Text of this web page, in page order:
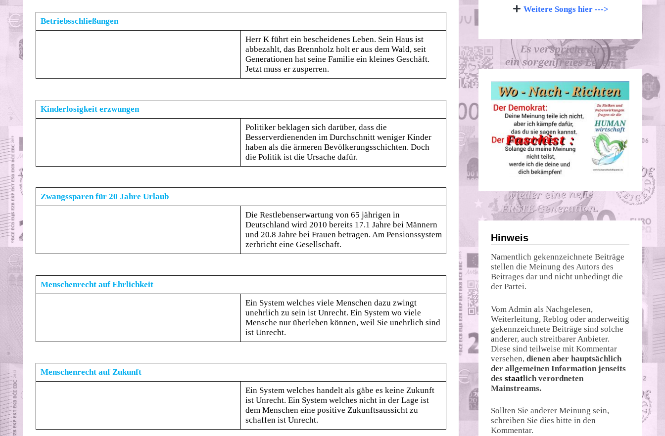
Betriebsschließungen
Herr K führt ein bescheidenes Leben. Sein Haus ist
abbezahlt, das Brennholz holt er aus dem Wald, seit
Generationen hat seine Familie ein kleines Geschäft.
Jetzt muss er zusperren.
Kinderlosigkeit erzwungen
Politiker beklagen sich darüber, dass die
Besserverdienenden im Durchschnitt weniger Kinder
haben als die ärmeren Bevölkerungsschichten. Doch
die Politik ist die Ursache dafür.
Zwangssparen für 20 Jahre Urlaub
Die Restlebenserwartung von 65 jährigen in
Deutschland wird 2010 bereits 17.1 Jahre bei Männern
und 20.8 Jahre bei Frauen betragen. Am Pensionssystem
zerbricht eine Gesellschaft.
Menschenrecht auf Ehrlichkeit
Ein System welches viele Menschen dazu zwingt
unehrlich zu sein ist Unrecht. Ein System wo viele
Mensche nur überleben können, weil Sie unehrlich sind
ist Unrecht.
Menschenrecht auf Zukunft
Ein System welches handelt als gäbe es keine Zukunft
ist Unrecht. Ein System welches nicht in der Lage ist
dem Menschen eine positive Zukunftsaussicht zu
schaffen ist Unrecht.
Weitere Songs hier --->
Hinweis
Namentlich gekennzeichnete Beiträge
stellen die Meinung des Autors des
Beitrages dar und nicht unbedingt die
der Partei.
Vom Admin als Nachgelesen,
Weiterleitung, Reblog oder anderweitig
gekennzeichnete Beiträge sind solche
anderer, auch streitbarer Anbieter.
Diese sind teilweise mit Kommentar
versehen, dienen aber hauptsächlich
der allgemeinen Information jenseits
des staatlich verordneten
Mainstreams.
Sollten Sie anderer Meinung sein,
schreiben Sie dies bitte in den
Kommentar.